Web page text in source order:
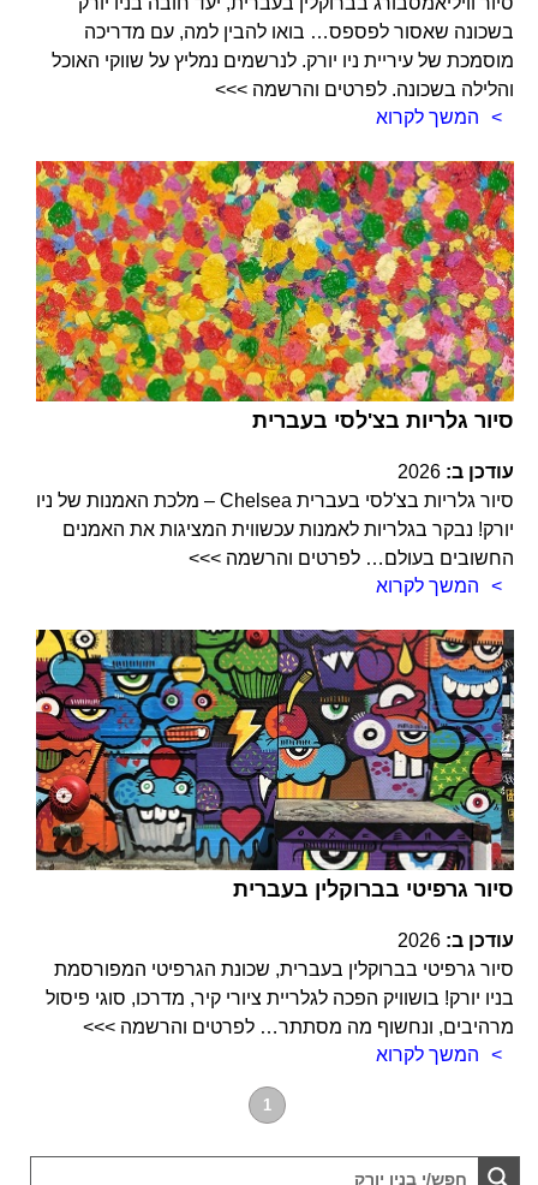
בשכונה שאסור לפספס… בואו להבין למה, עם מדריכה
מוסמכת של עיריית ניו יורק. לנרשמים נמליץ על שווקי האוכל
והלילה בשכונה. לפרטים והרשמה >>>
המשך לקרוא
סיור גלריות בצ'לסי בעברית
עודכן ב: 2026
סיור גלריות בצ'לסי בעברית Chelsea – מלכת האמנות של ניו
יורק! נבקר בגלריות לאמנות עכשווית המציגות את האמנים
החשובים בעולם… לפרטים והרשמה >>>
המשך לקרוא
סיור גרפיטי בברוקלין בעברית
עודכן ב: 2026
סיור גרפיטי בברוקלין בעברית, שכונת הגרפיטי המפורסמת
בניו יורק! בושוויק הפכה לגלריית ציורי קיר, מדרכו, סוגי פיסול
מרהיבים, ונחשוף מה מסתתר… לפרטים והרשמה >>>
המשך לקרוא
1